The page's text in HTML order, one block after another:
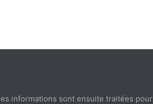
informations sont ensuite traitées pour